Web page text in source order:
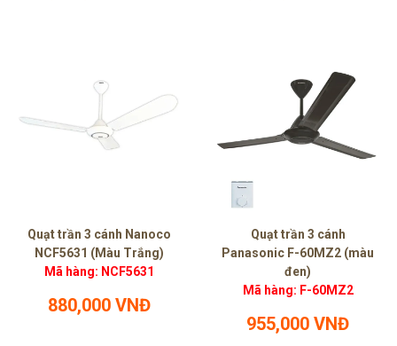
Quạt trần 3 cánh Nanoco
NCF5631 (Màu Trắng)
Mã hàng: NCF5631
880,000 VNĐ
Quạt trần 3 cánh
Panasonic F-60MZ2 (màu
đen)
Mã hàng: F-60MZ2
955,000 VNĐ